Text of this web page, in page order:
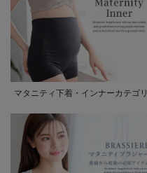
マタニティ下着・インナーカテゴリ